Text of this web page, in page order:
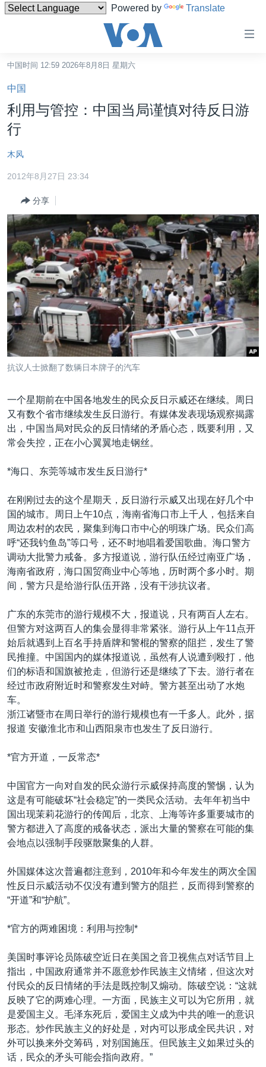
Powered by Translate
碍
链
接
跳
转
内
容
到
航
跳
转
到
检
索
中国
最新国际新闻
印太
中东
欧洲
非洲
美洲
全球议题
分类新闻
经济·金融·贸易
人权·法律·宗教
科教·文娱·体健
军事
劳工
环境
美中关系
热点专题
白宫要闻
国会报道
美中关系
美国建国250周年
埃博拉疫情
重要讲话与声明
台海两岸关系
南中国海争端
GEN Z 看美国
VOA视频
VOA今日焦点
中文广播
关注我们
其他语言网站
中国时间 12:59 2026年8月8日 星期六
中国
利用与管控：中国当局谨慎对待反日游
行
木风
2012年8月27日 23:34
分享
抗议人士掀翻了数辆日本牌子的汽车
一个星期前在中国各地发生的民众反日示威还在继续。周日
又有数个省市继续发生反日游行。有媒体发表现场观察揭露
出，中国当局对民众的反日情绪的矛盾心态，既要利用，又
常会失控，正在小心翼翼地走钢丝。
*海口、东莞等城市发生反日游行*
在刚刚过去的这个星期天，反日游行示威又出现在好几个中
国的城市。周日上午10点，海南省海口市上千人，包括来自
周边农村的农民，聚集到海口市中心的明珠广场。民众们高
呼“还我钓鱼岛”等口号，还不时地唱着爱国歌曲。海口警方
调动大批警力戒备。多方报道说，游行队伍经过南亚广场，
海南省政府，海口国贸商业中心等地，历时两个多小时。期
间，警方只是给游行队伍开路，没有干涉抗议者。
广东的东莞市的游行规模不大，报道说，只有两百人左右。
但警方对这两百人的集会显得非常紧张。游行从上午11点开
始后就遇到上百名手持盾牌和警棍的警察的阻拦，发生了警
民推撞。中国国内的媒体报道说，虽然有人说遭到殴打，他
们的标语和国旗被抢走，但游行还是继续了下去。游行者在
经过市政府附近时和警察发生对峙。警方甚至出动了水炮
车。
浙江诸暨市在周日举行的游行规模也有一千多人。此外，据
报道 安徽淮北市和山西阳泉市也发生了反日游行。
*官方开道，一反常态*
中国官方一向对自发的民众游行示威保持高度的警惕，认为
这是有可能破坏“社会稳定”的一类民众活动。去年年初当中
国出现茉莉花游行的传闻后，北京、上海等许多重要城市的
警方都进入了高度的戒备状态，派出大量的警察在可能的集
会地点以强制手段驱散聚集的人群。
外国媒体这次普遍都注意到，2010年和今年发生的两次全国
性反日示威活动不仅没有遭到警方的阻拦，反而得到警察的
“开道”和“护航”。
*官方的两难困境：利用与控制*
美国时事评论员陈破空近日在美国之音卫视焦点对话节目上
指出，中国政府通常并不愿意炒作民族主义情绪，但这次对
付民众的反日情绪的手法是既控制又煽动。陈破空说：“这就
反映了它的两难心理。一方面，民族主义可以为它所用，就
是爱国主义。毛泽东死后，爱国主义成为中共的唯一的意识
形态。炒作民族主义的好处是，对内可以形成全民共识，对
外可以换来外交筹码，对别国施压。但民族主义如果过头的
话，民众的矛头可能会指向政府。”